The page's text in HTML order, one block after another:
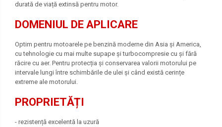
durată de viață extinsă pentru motor.
DOMENIUL DE APLICARE
Optim pentru motoarele pe benzină moderne din Asia și America,
cu tehnologie cu mai multe supape și turbocompresie cu și fără
răcire cu aer. Pentru protecția și conservarea valorii motorului pe
intervale lungi între schimbările de ulei și când există cerințe
extreme ale motorului.
PROPRIETĂȚI
- rezistență excelentă la uzură